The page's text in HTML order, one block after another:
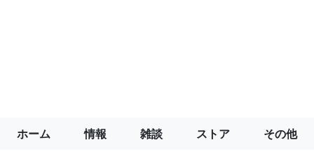
ホーム 情報 雑談 ストア その他